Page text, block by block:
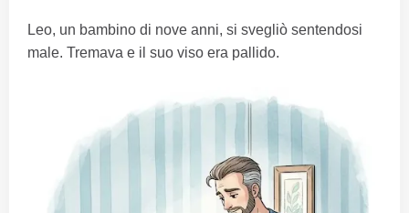
Leo, un bambino di nove anni, si svegliò sentendosi
male. Tremava e il suo viso era pallido.